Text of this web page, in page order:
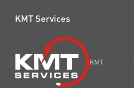
KMT Services
KMT